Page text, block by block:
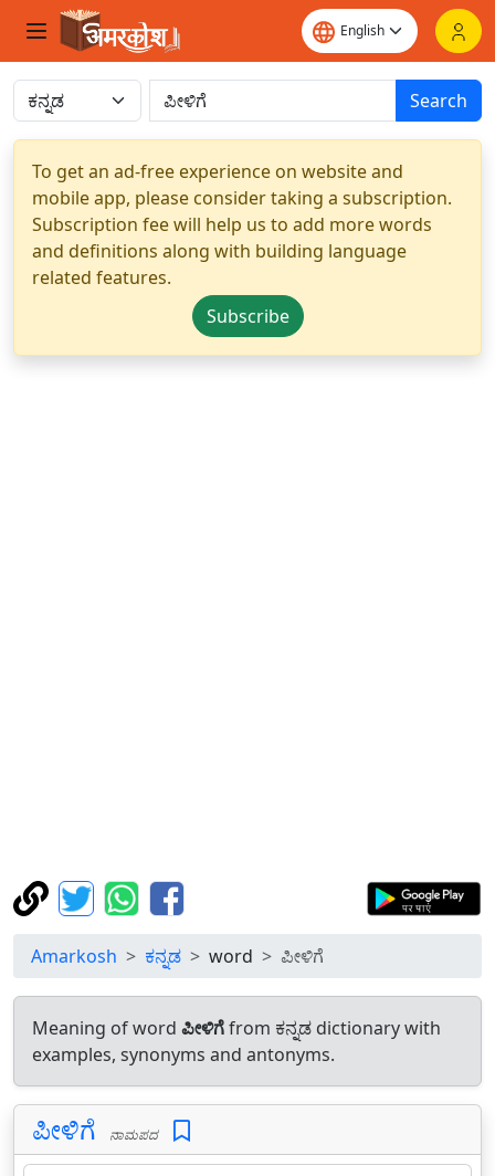
Search
To get an ad-free experience on website and
mobile app, please consider taking a subscription.
Subscription fee will help us to add more words
and definitions along with building language
related features.
Subscribe
Amarkosh ಕನ್ನಡ word ಪೀಳಿಗೆ
Meaning of word ಪೀಳಿಗೆfrom ಕನ್ನಡ dictionary with
examples, synonyms and antonyms.
ಪೀಳಿಗೆ ನಾಮಪದ